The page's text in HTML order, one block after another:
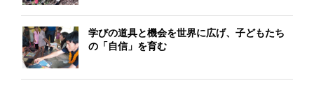
学びの道具と機会を世界に広げ、子どもたち
の「自信」を育む